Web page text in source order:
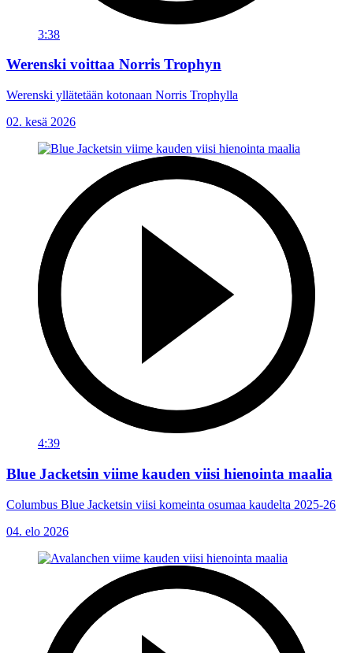
3:38
Werenski voittaa Norris Trophyn
Werenski yllätetään kotonaan Norris Trophylla
02. kesä 2026
4:39
Blue Jacketsin viime kauden viisi hienointa maalia
Columbus Blue Jacketsin viisi komeinta osumaa kaudelta 2025-26
04. elo 2026